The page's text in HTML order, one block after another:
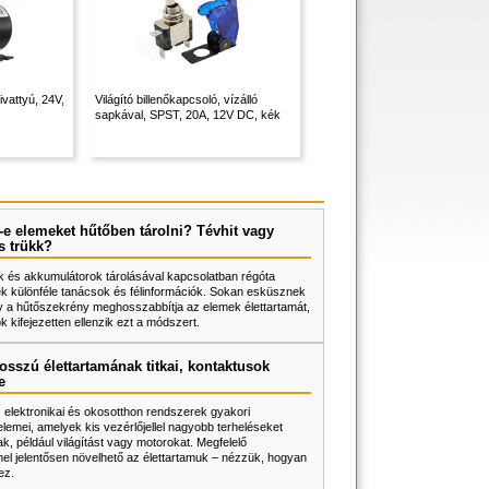
24V,
Világító billenőkapcsoló, vízálló
sapkával, SPST, 20A, 12V DC, kék
e elemeket hűtőben tárolni? Tévhit vagy
trükk?
és akkumulátorok tárolásával kapcsolatban régóta
különféle tanácsok és félinformációk. Sokan esküsznek
a hűtőszekrény meghosszabbítja az elemek élettartamát,
kifejezetten ellenzik ezt a módszert.
élettartamának titkai, kontaktusok
elektronikai és okosotthon rendszerek gyakori
amelyek kis vezérlőjellel nagyobb terheléseket
például világítást vagy motorokat. Megfelelő
jelentősen növelhető az élettartamuk – nézzük, hogyan